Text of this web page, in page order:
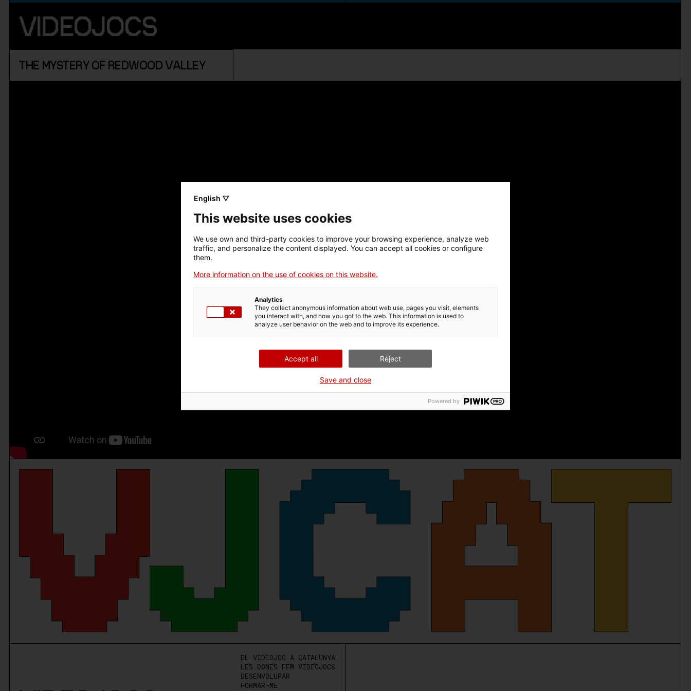
VIDEOJOCS
THE MYSTERY OF REDWOOD VALLEY
EL VIDEOJOC A CATALUNYA
LES DONES FEM VIDEOJOCS
DESENVOLUPAR
FORMAR-ME
English ▽
This website uses cookies
We use own and third-party cookies to improve your browsing experience, analyze web
traffic, and personalize the content displayed. You can accept all cookies or configure
them.
More information on the use of cookies on this website.
Analytics
They collect anonymous information about web use, pages you visit, elements
you interact with, and how you got to the web. This information is used to
analyze user behavior on the web and to improve its experience.
Accept all Reject
Save and close
Powered by